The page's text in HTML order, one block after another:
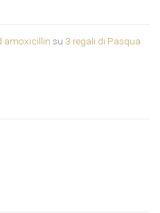
amoxicillin su 3 regali di Pasqua